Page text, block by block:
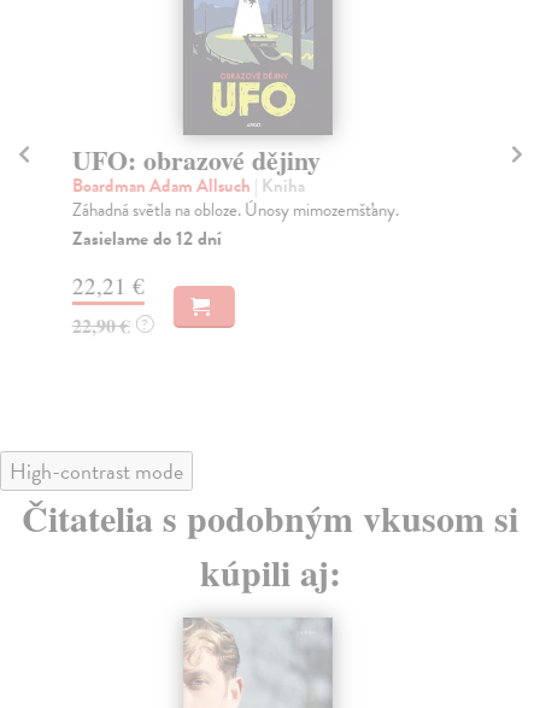
UFO: obrazové dějiny
Boardman Adam Allsuch | Kniha
Záhadná světla na obloze. Únosy mimozemšťany.
Zasielame do 12 dní
22,21 €
22,90 € ?
High-contrast mode
Čitatelia s podobným vkusom si
kúpili aj: